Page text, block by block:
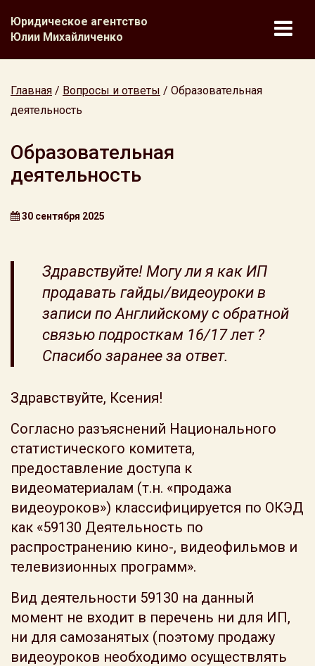
Юридическое агентство
Юлии Михайличенко
Главная / Вопросы и ответы / Образовательная
деятельность
Образовательная
деятельность
30 сентября 2025
Здравствуйте! Могу ли я как ИП
продавать гайды/видеоуроки в
записи по Английскому с обратной
связью подросткам 16/17 лет ?
Спасибо заранее за ответ.
Здравствуйте, Ксения!
Согласно разъяснений Национального
статистического комитета,
предоставление доступа к
видеоматериалам (т.н. «продажа
видеоуроков») классифицируется по ОКЭД
как «59130 Деятельность по
распространению кино-, видеофильмов и
телевизионных программ».
Вид деятельности 59130 на данный
момент не входит в перечень ни для ИП,
ни для самозанятых (поэтому продажу
видеоуроков необходимо осуществлять